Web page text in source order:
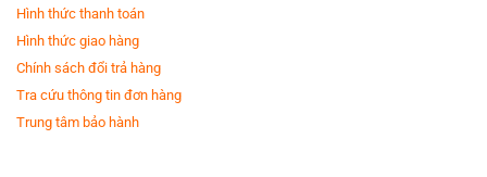
Hình thức thanh toán
Hình thức giao hàng
Chính sách đổi trả hàng
Tra cứu thông tin đơn hàng
Trung tâm bảo hành